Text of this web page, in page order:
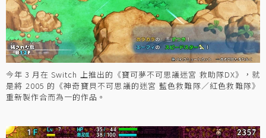
今年 3 月在 Switch 上推出的《寶可夢不可思議迷宮 救助隊DX》，就
是將 2005 的《神奇寶貝不可思議的迷宮 藍色救難隊／紅色救難隊》
重新製作合而為一的作品。